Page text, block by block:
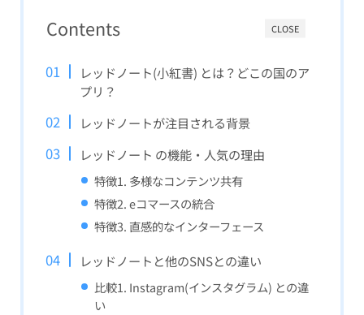
CLOSE
Contents
レッドノート(小紅書) とは？どこの国のア
プリ？
レッドノートが注目される背景
レッドノート の機能・人気の理由
特徴1. 多様なコンテンツ共有
特徴2. eコマースの統合
特徴3. 直感的なインターフェース
レッドノートと他のSNSとの違い
比較1. Instagram(インスタグラム) との違
い